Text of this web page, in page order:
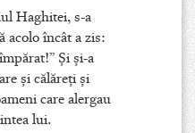
Haghitei, s-a
acolo încât a zis:
Şi şi-a
şi călăreţi şi
care alergau
lui.